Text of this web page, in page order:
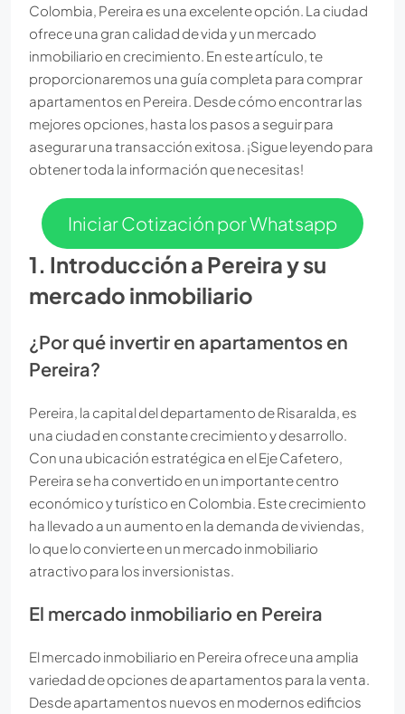
Colombia, Pereira es una excelente opción. La ciudad
ofrece una gran calidad de vida y un mercado
inmobiliario en crecimiento. En este artículo, te
proporcionaremos una guía completa para comprar
apartamentos en Pereira. Desde cómo encontrar las
mejores opciones, hasta los pasos a seguir para
asegurar una transacción exitosa. ¡Sigue leyendo para
obtener toda la información que necesitas!
Iniciar Cotización por Whatsapp
1. Introducción a Pereira y su
mercado inmobiliario
¿Por qué invertir en apartamentos en
Pereira?
Pereira, la capital del departamento de Risaralda, es
una ciudad en constante crecimiento y desarrollo.
Con una ubicación estratégica en el Eje Cafetero,
Pereira se ha convertido en un importante centro
económico y turístico en Colombia. Este crecimiento
ha llevado a un aumento en la demanda de viviendas,
lo que lo convierte en un mercado inmobiliario
atractivo para los inversionistas.
El mercado inmobiliario en Pereira
El mercado inmobiliario en Pereira ofrece una amplia
variedad de opciones de apartamentos para la venta.
Desde apartamentos nuevos en modernos edificios